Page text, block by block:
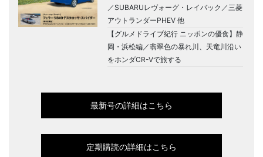
／SUBARUレヴォーグ・レイバック／三菱
アウトランダーPHEV 他
【グルメドライブ紀行 ニッポンの優食】静
岡・浜松編／翡翠色の暴れ川、天竜川沿い
をホンダCR-Vで旅する
最新号の詳細はこちら
定期購読の詳細はこちら